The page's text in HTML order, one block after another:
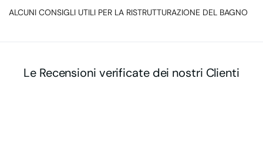
ALCUNI CONSIGLI UTILI PER LA RISTRUTTURAZIONE DEL BAGNO
Le Recensioni verificate dei nostri Clienti